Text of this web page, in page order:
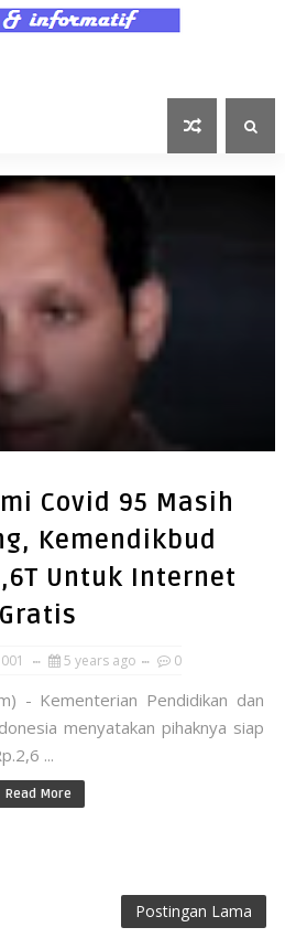
Covid 95 Masih
Kemendikbud
Untuk Internet
Gratis
5 years ago 0
- Kementerian Pendidikan dan
menyatakan pihaknya siap
...
Read More
Postingan Lama